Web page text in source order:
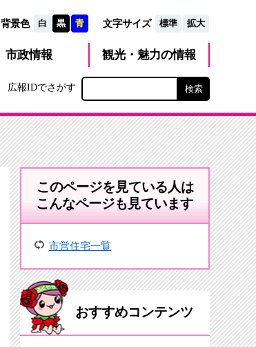
背景色 白 黒 青 文字サイズ 標準 拡大
市政情報 観光・魅力の情報
広報IDでさがす
このページを見ている人は
こんなページも見ています
市営住宅一覧
おすすめコンテンツ